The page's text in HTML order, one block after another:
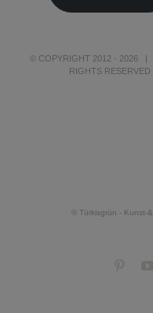
© COPYRIGHT 2012 - 2026 |
RIGHTS
© Türkisgrün - Kunst-